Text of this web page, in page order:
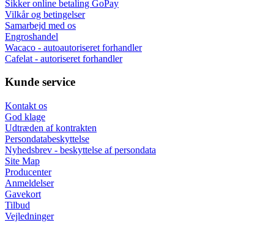
Sikker online betaling GoPay
Vilkår og betingelser
Samarbejd med os
Engroshandel
Wacaco - autoautoriseret forhandler
Cafelat - autoriseret forhandler
Kunde service
Kontakt os
God klage
Udtræden af kontrakten
Persondatabeskyttelse
Nyhedsbrev - beskyttelse af persondata
Site Map
Producenter
Anmeldelser
Gavekort
Tilbud
Vejledninger